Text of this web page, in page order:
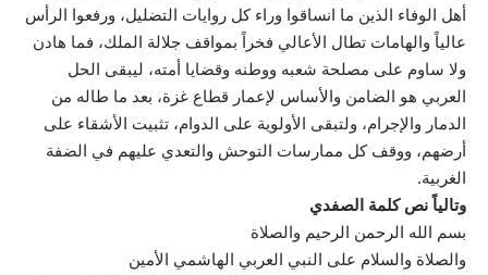
أهل الوفاء الذين ما انساقوا وراء كل روايات التضليل، ورفعوا الرأس
عالياً والهامات تطال الأعالي فخراً بمواقف جلالة الملك، فما هادن
ولا ساوم على مصلحة شعبه ووطنه وقضايا أمته، ليبقى الحل
العربي هو الضامن والأساس لإعمار قطاع غزة، بعد ما طاله من
الدمار والإجرام، ولتبقى الأولوية على الدوام، تثبيت الأشقاء على
أرضهم، ووقف كل ممارسات التوحش والتعدي عليهم في الضفة
الغربية.
وتالياً نص كلمة الصفدي
بسم الله الرحمن الرحيم والصلاة
والصلاة والسلام على النبي العربي الهاشمي الأمين